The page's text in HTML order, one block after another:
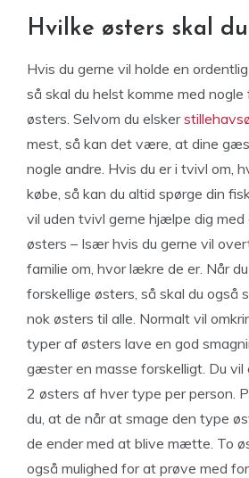
Hvilke østers skal
Hvis du gerne vil holde en
så skal du helst komme med
østers. Selvom du elsker
mest, så kan det være, at dine
nogle andre. Hvis du er i tvivl om,
købe, så kan du altid spørge din
vil uden tvivl gerne hjælpe dig
østers – Især hvis du gerne vil
familie om, hvor lækre de er. Når
forskellige østers, så skal du også
nok østers til alle. Normalt vil
typer af østers lave en god
gæster en masse forskelligt. Du vil
2 østers af hver type per person.
du, at de når at smage den type
de ender med at blive mætte. To
også mulighed for at prøve med